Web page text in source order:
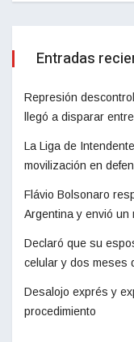
Entradas
Represión
llegó a disparar
La Liga de
movilización en
Flávio Bolsonaro
Argentina y envió un
Declaró que su
celular y dos meses
Desalojo exprés y
procedimiento